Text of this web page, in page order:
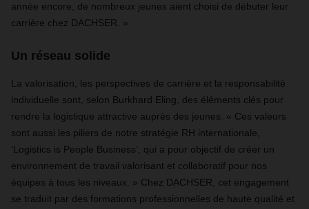
année encore, de nombreux jeunes aient choisi de débuter leur
carrière chez DACHSER. »
Un réseau solide
La valorisation, les perspectives de carrière et la responsabilité
individuelle sont, selon Burkhard Eling, des éléments clés pour
rendre la logistique attractive auprès des jeunes. « Ces valeurs
sont aussi les piliers de notre stratégie RH internationale,
‘Logistics is People Business’, qui a pour objectif de créer un
environnement de travail valorisant et collaboratif pour nos
équipes à tous les niveaux. » Chez DACHSER, cet engagement
se traduit par des formations professionnelles de haute qualité et